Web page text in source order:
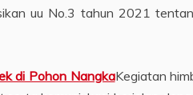
uu No.3 tahun 2021
di Pohon NangkaKegiatan